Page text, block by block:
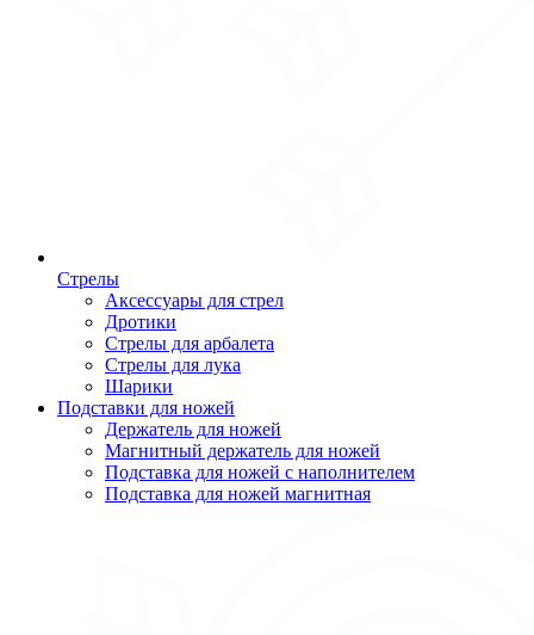
Стрелы
Аксессуары для стрел
Дротики
Стрелы для арбалета
Стрелы для лука
Шарики
Подставки для ножей
Держатель для ножей
Магнитный держатель для ножей
Подставка для ножей с наполнителем
Подставка для ножей магнитная